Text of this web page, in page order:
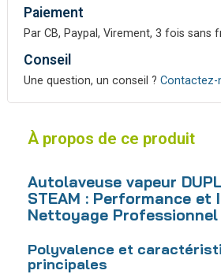
Paiement
Par CB, Paypal, Virement, 3 fois sans
Conseil
Une question, un conseil ? Contactez-
À propos de ce produit
Autolaveuse vapeur
STEAM : Performance et
Nettoyage Professionnel
Polyvalence et
principales